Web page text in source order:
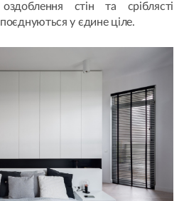
стін та сріблясті
у єдине ціле.